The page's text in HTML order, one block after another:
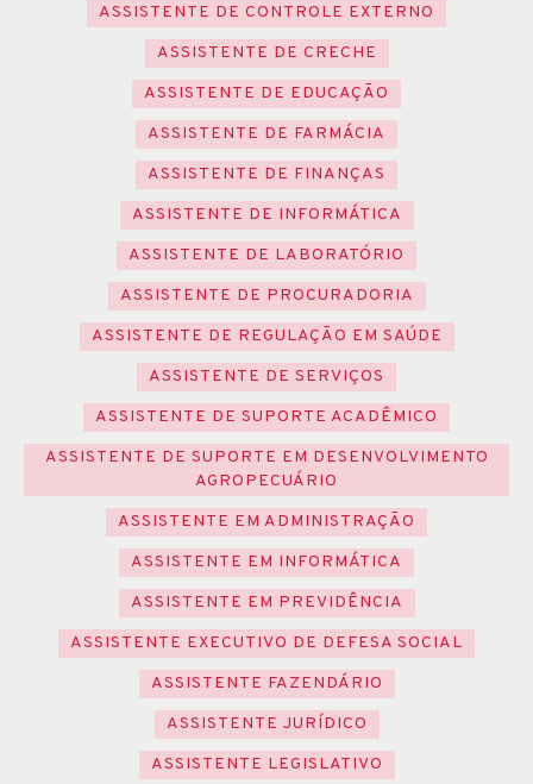
ASSISTENTE DE CONTROLE EXTERNO
ASSISTENTE DE CRECHE
ASSISTENTE DE EDUCAÇÃO
ASSISTENTE DE FARMÁCIA
ASSISTENTE DE FINANÇAS
ASSISTENTE DE INFORMÁTICA
ASSISTENTE DE LABORATÓRIO
ASSISTENTE DE PROCURADORIA
ASSISTENTE DE REGULAÇÃO EM SAÚDE
ASSISTENTE DE SERVIÇOS
ASSISTENTE DE SUPORTE ACADÊMICO
ASSISTENTE DE SUPORTE EM DESENVOLVIMENTO
AGROPECUÁRIO
ASSISTENTE EM ADMINISTRAÇÃO
ASSISTENTE EM INFORMÁTICA
ASSISTENTE EM PREVIDÊNCIA
ASSISTENTE EXECUTIVO DE DEFESA SOCIAL
ASSISTENTE FAZENDÁRIO
ASSISTENTE JURÍDICO
ASSISTENTE LEGISLATIVO